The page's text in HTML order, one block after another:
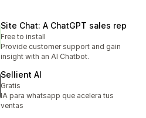
Site Chat: A ChatGPT sales rep
Free to install
Provide customer support and gain
insight with an AI Chatbot.
Sellient AI
Gratis
IA para whatsapp que acelera tus
ventas